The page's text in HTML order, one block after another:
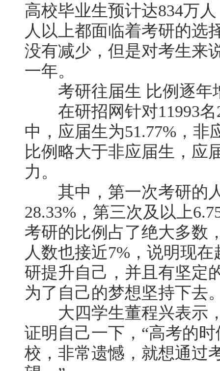
高校毕业生预计达834万
人以上都面临着考研的选
没有减少，但是对考生来
一年。
考研往届生 比例逐年
在研招网针对11993名
中，应届生为51.77%，非
比例略大于非应届生，应
力。
其中，第一次考研的人
28.33%，第三次及以上
考研的比例占了绝大多数
人数也接近7%，说明现
研提升自己，并且有坚定
为了自己的梦想坚持下去
大四学生董程兴表示，
证明自己一下，“高考的
校，非常遗憾，就想通过